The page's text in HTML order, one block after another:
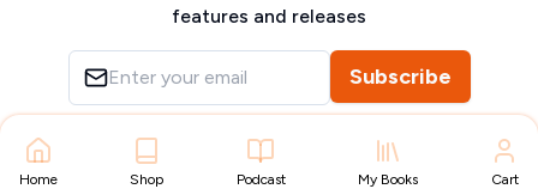
features and releases
Subscribe
2026 – All rights reserved
Home Shop Podcast My Books Cart